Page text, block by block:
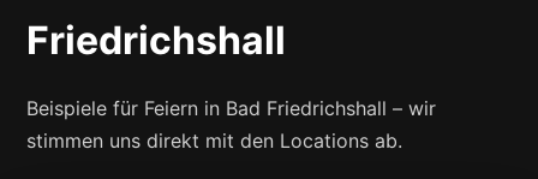
Friedrichshall
Beispiele für Feiern in Bad Friedrichshall – wir
stimmen uns direkt mit den Locations ab.